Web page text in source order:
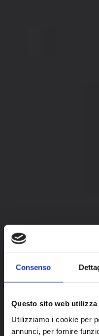
Consenso
Questo sito web utilizza
Utilizziamo i cookie per
annunci, per fornire